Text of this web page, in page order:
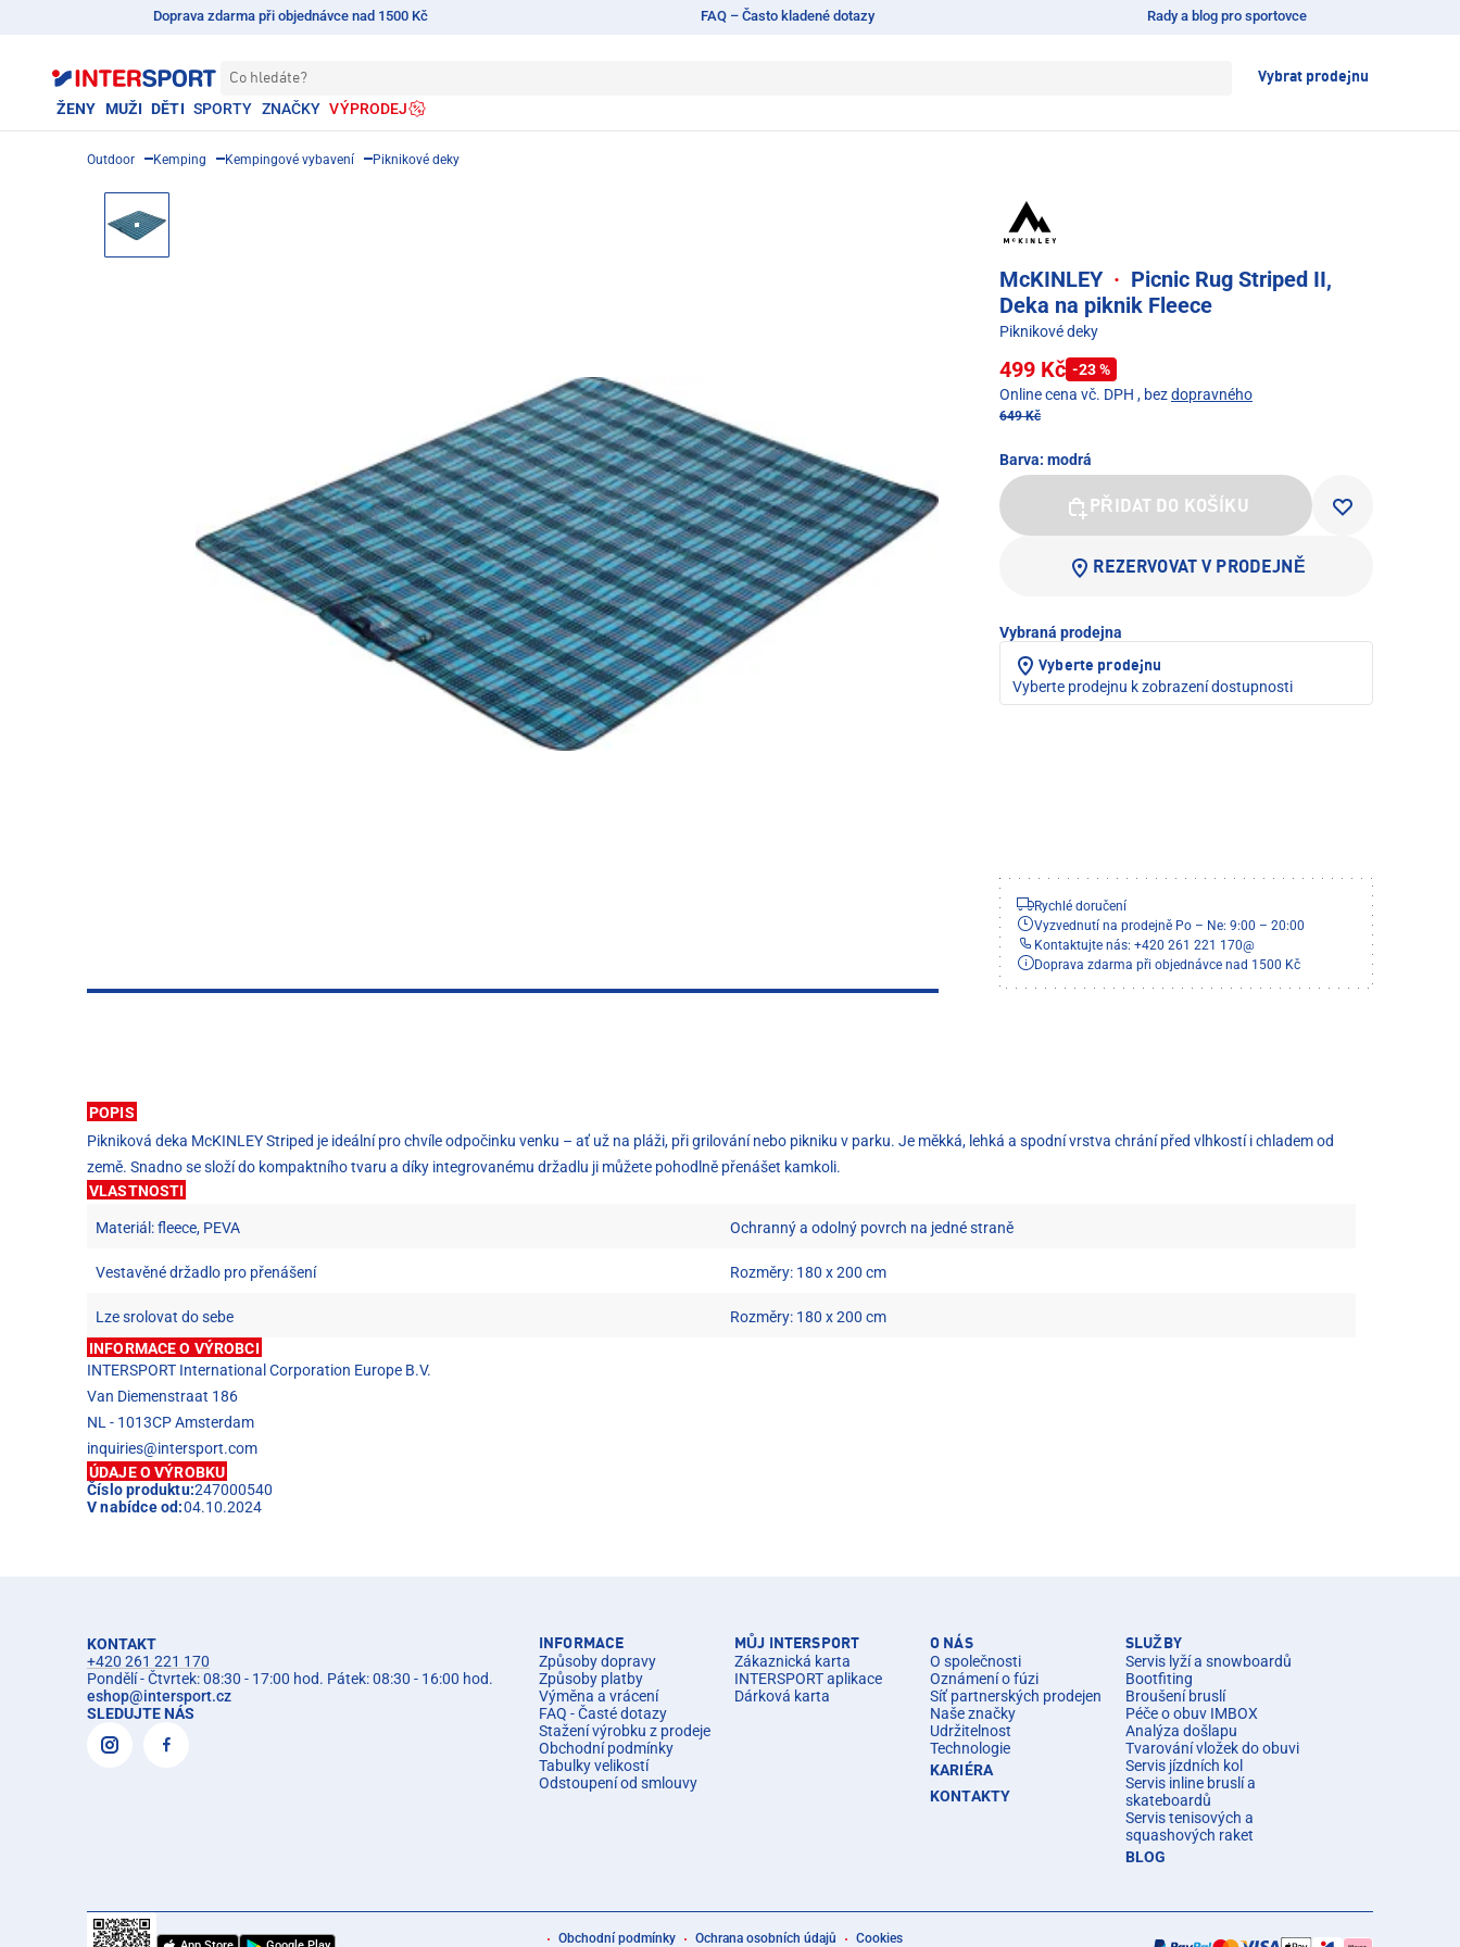
Doprava zdarma při objednávce nad 1500 Kč FAQ – Často kladené dotazy Rady a blog pro sportovce
Co hledáte? Vybrat prodejnu
ŽENY MUŽI DĚTI SPORTY ZNAČKY VÝPRODEJ
Outdoor Kemping Kempingové vybavení Piknikové deky
McKINLEY · Picnic Rug Striped II,
Deka na piknik Fleece
Piknikové deky
499 Kč -23 %
Online cena vč. DPH , bezdopravného
649 Kč
Barva: modrá
PŘIDAT DO KOŠÍKU
REZERVOVAT V PRODEJNĚ
Vybraná prodejna
Vyberte prodejnu
Vyberte prodejnu k zobrazení dostupnosti
Rychlé doručení
Vyzvednutí na prodejně Po – Ne: 9:00 – 20:00
Kontaktujte nás: +420 261 221 170@
Doprava zdarma při objednávce nad 1500 Kč
POPIS
Pikniková deka McKINLEY Striped je ideální pro chvíle odpočinku venku – ať už na pláži, při grilování nebo pikniku v parku. Je měkká, lehká a spodní vrstva chrání před vlhkostí i chladem od
země. Snadno se složí do kompaktního tvaru a díky integrovanému držadlu ji můžete pohodlně přenášet kamkoli.
VLASTNOSTI
Materiál: fleece, PEVA Ochranný a odolný povrch na jedné straně
Vestavěné držadlo pro přenášení Rozměry: 180 x 200 cm
Lze srolovat do sebe
Rozměry: 180 x 200 cm
INFORMACE O VÝROBCI
INTERSPORT International Corporation Europe B.V.
Van Diemenstraat 186
NL - 1013CP Amsterdam
inquiries@intersport.com
ÚDAJE O VÝROBKU
Číslo produktu:247000540
V nabídce od:04.10.2024
KONTAKT
+420 261 221 170
Pondělí - Čtvrtek: 08:30 - 17:00 hod. Pátek: 08:30 - 16:00 hod.
eshop@intersport.cz
SLEDUJTE NÁS
INFORMACE
Způsoby dopravy
Způsoby platby
Výměna a vrácení
FAQ - Časté dotazy
Stažení výrobku z prodeje
Obchodní podmínky
Tabulky velikostí
Odstoupení od smlouvy
MŮJ INTERSPORT
Zákaznická karta
INTERSPORT aplikace
Dárková karta
O NÁS
O společnosti
Oznámení o fúzi
Síť partnerských prodejen
Naše značky
Udržitelnost
Technologie
KARIÉRA
KONTAKTY
SLUŽBY
Servis lyží a snowboardů
Bootfiting
Broušení bruslí
Péče o obuv IMBOX
Analýza došlapu
Tvarování vložek do obuvi
Servis jízdních kol
Servis inline bruslí a
skateboardů
Servis tenisových a
squashových raket
BLOG
Obchodní podmínky Ochrana osobních údajů Cookies